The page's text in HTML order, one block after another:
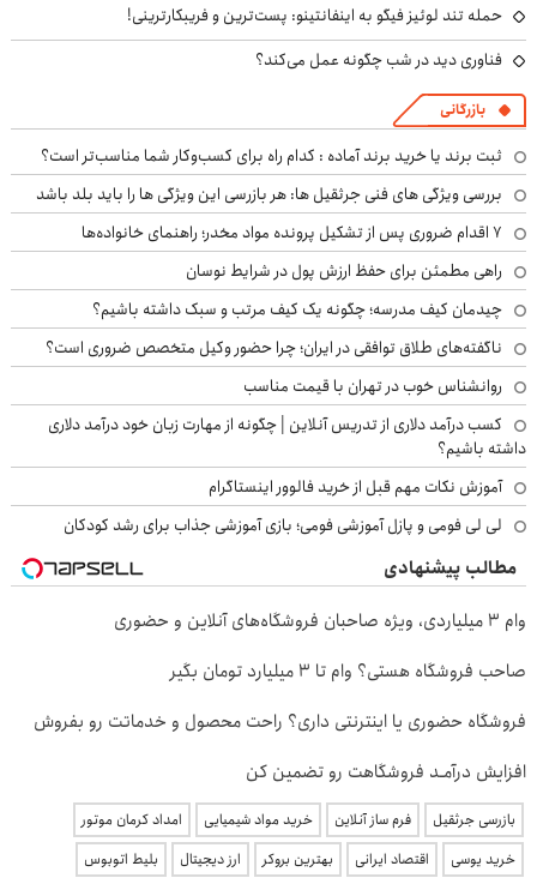
حمله تند لوئیز فیگو به اینفانتینو: پست‌ترین و فریبکارترینی!
فناوری دید در شب چگونه عمل می‌کند؟
بازرگانی
ثبت برند یا خرید برند آماده : کدام راه برای کسب‌وکار شما مناسب‌تر است؟
بررسی ویژگی های فنی جرثقیل ها: هر بازرسی این ویژگی ها را باید بلد باشد
۷ اقدام ضروری پس از تشکیل پرونده مواد مخدر؛ راهنمای خانواده‌ها
راهی مطمئن برای حفظ ارزش پول در شرایط نوسان
چیدمان کیف مدرسه؛ چگونه یک کیف مرتب و سبک داشته باشیم؟
ناگفته‌های طلاق توافقی در ایران؛ چرا حضور وکیل متخصص ضروری است؟
روانشناس خوب در تهران با قیمت مناسب
کسب درآمد دلاری از تدریس آنلاین | چگونه از مهارت زبان خود درآمد دلاری
داشته باشیم؟
آموزش نکات مهم قبل از خرید فالوور اینستاگرام
لی لی فومی و پازل آموزشی فومی؛ بازی آموزشی جذاب برای رشد کودکان
مطالب پیشنهادی
وام ۳ میلیاردی، ویژه صاحبان فروشگاه‌های آنلاین و حضوری
صاحب فروشگاه هستی؟ وام تا ۳ میلیارد تومان بگیر
فروشگاه حضوری یا اینترنتی داری؟ راحت محصول و خدماتت رو بفروش
افزایش درآمـد فروشگاهت رو تضمین کن
بازرسی جرثقیل فرم ساز آنلاین خرید مواد شیمیایی
امداد کرمان موتور
خرید یوسی
اقتصاد ایرانی بهترین بروکر ارز دیجیتال بلیط اتوبوس